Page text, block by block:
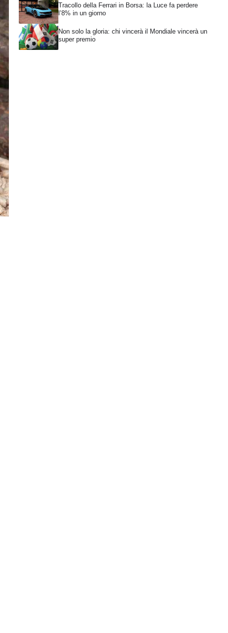
Tracollo della Ferrari in Borsa: la Luce fa perdere
l’8% in un giorno
Non solo la gloria: chi vincerà il Mondiale vincerà un
super premio